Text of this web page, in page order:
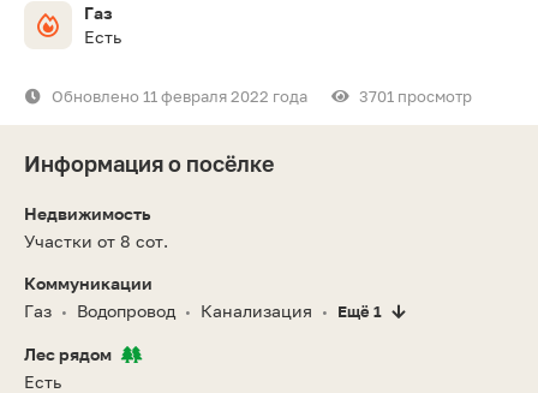
Газ
Есть
Обновлено 11 февраля 2022 года 3701 просмотр
Информация о посёлке
Недвижимость
Участки от 8 сот.
Коммуникации
Газ • Водопровод • Канализация • Ещё 1
Лес рядом
Есть